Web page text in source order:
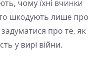
чому їхні вчинки
шкодують лише про
про те, як
у вирі війни.